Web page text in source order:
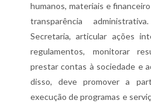
humanos, materiais e
transparência
Secretaria, articular ações
regulamentos, monitorar
prestar contas à sociedade e
disso, deve promover a
execução de programas e